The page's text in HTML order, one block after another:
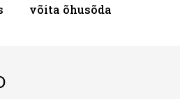
võita õhusõda